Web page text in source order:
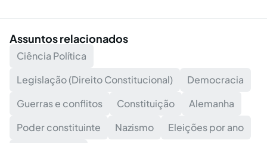
Assuntos relacionados
Ciência Política
Legislação (Direito Constitucional)
Democracia
Guerras e conflitos
Constituição
Alemanha
Poder constituinte
Nazismo
Eleições por ano